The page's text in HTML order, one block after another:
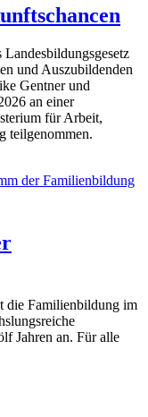
und Auszubildenden
Gentner und
an einer
für Arbeit,
teilgenommen.
die Familienbildung im
Jahren an. Für alle